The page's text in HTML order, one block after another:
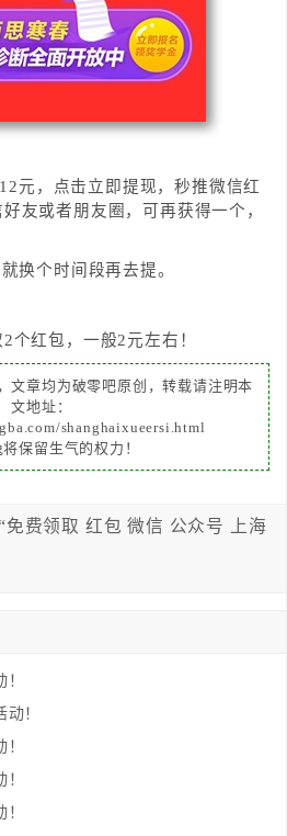
元，点击立即提现，秒推微信红
友或者朋友圈，可再获得一个，
换个时间段再去提。
个红包，一般2元左右！
文章均为破零吧原创，转载请注明本
文地址：
shanghaixueersi.html
保留生气的权力！
免费领取 红包 微信 公众号 上海
！